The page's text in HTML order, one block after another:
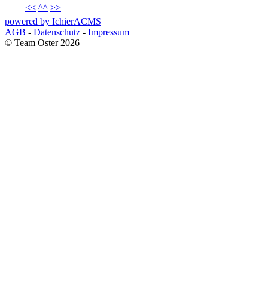
<< ^^ >>
powered by IchierACMS
AGB - Datenschutz - Impressum
© Team Oster 2026